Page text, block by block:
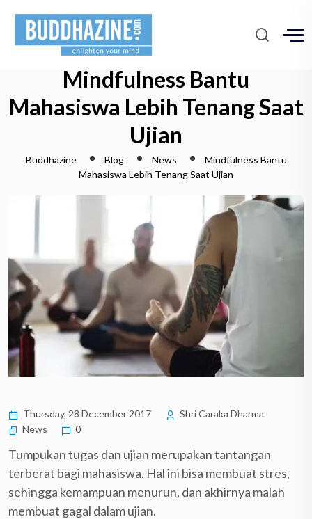
Mindfulness Bantu
Mahasiswa Lebih Tenang Saat
Ujian
Buddhazine Blog News
Mindfulness Bantu
Mahasiswa Lebih Tenang Saat Ujian
Thursday, 28 December 2017
Shri Caraka Dharma
News
0
Tumpukan tugas dan ujian merupakan tantangan
terberat bagi mahasiswa. Hal ini bisa membuat stres,
sehingga kemampuan menurun, dan akhirnya malah
membuat gagal dalam ujian.